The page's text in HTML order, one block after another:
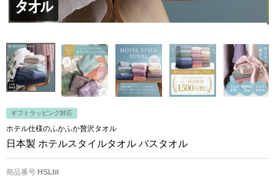
ギフトラッピング対応
ホテル仕様のふかふか贅沢タオル
日本製 ホテルスタイルタオル バスタオル
商品番号 HSLbt